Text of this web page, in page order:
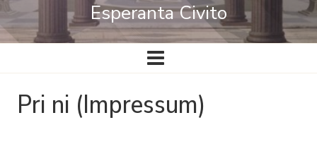
Esperanta Civito
Ĉefa
navigado
Pri ni (Impressum)